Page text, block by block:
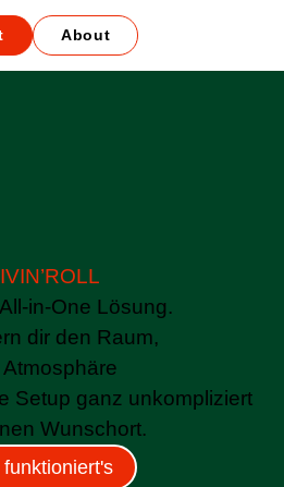
About
in-One Lösung.
dir den Raum,
Atmosphäre
Setup ganz unkompliziert
Wunschort.
funktioniert's